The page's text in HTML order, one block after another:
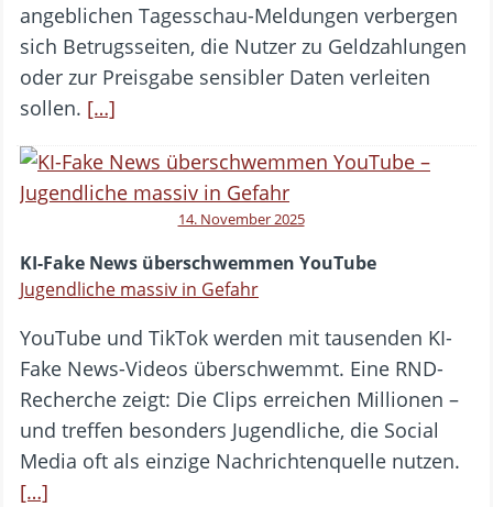
angeblichen Tagesschau-Meldungen verbergen
sich Betrugsseiten, die Nutzer zu Geldzahlungen
oder zur Preisgabe sensibler Daten verleiten
sollen. […]
14. November 2025
KI-Fake News überschwemmen YouTube
Jugendliche massiv in Gefahr
YouTube und TikTok werden mit tausenden KI-
Fake News-Videos überschwemmt. Eine RND-
Recherche zeigt: Die Clips erreichen Millionen –
und treffen besonders Jugendliche, die Social
Media oft als einzige Nachrichtenquelle nutzen.
[…]